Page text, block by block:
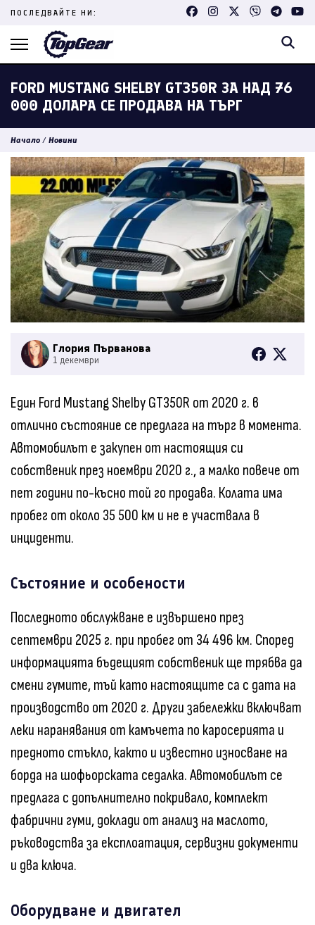
Skip
content
ПОСЛЕДВАЙТЕ НИ:
FORD MUSTANG SHELBY GT350R ЗА НАД 76
000 ДОЛАРА СЕ ПРОДАВА НА ТЪРГ
Начало / Новини
Глория Първанова
1 декември
Един Ford Mustang Shelby GT350R от 2020 г. в
отлично състояние се предлага на търг в момента.
Автомобилът е закупен от настоящия си
собственик през ноември 2020 г., а малко повече от
пет години по-късно той го продава. Колата има
пробег от около 35 500 км и не е участвала в
инциденти.
Състояние и особености
Последното обслужване е извършено през
септември 2025 г. при пробег от 34 496 км. Според
информацията бъдещият собственик ще трябва да
смени гумите, тъй като настоящите са с дата на
производство от 2020 г. Други забележки включват
леки наранявания от камъчета по каросерията и
предното стъкло, както и известно износване на
борда на шофьорската седалка. Автомобилът се
предлага с допълнително покривало, комплект
фабрични гуми, доклади от анализ на маслото,
ръководства за експлоатация, сервизни документи
и два ключа.
Оборудване и двигател